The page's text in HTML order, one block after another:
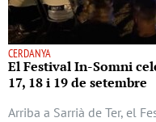
CERDANYA
El Festival In-Somni
17, 18 i 19 de setembre
Arriba a Sarrià de Ter, el